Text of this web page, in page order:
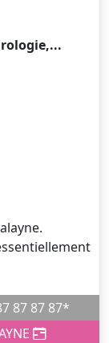
au 01 87 87 87 87*